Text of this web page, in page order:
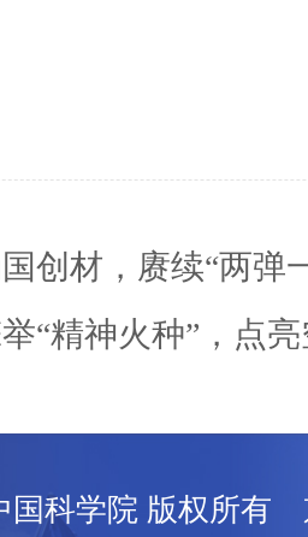
国创材，赓续“两弹
“精神火种”，点
国科学院 版权所有